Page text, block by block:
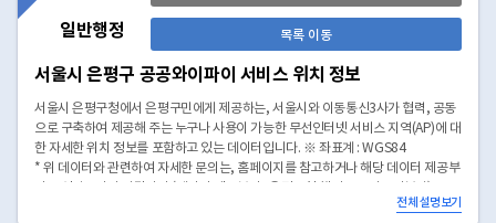
일반행정 목록 이동
서울시 은평구 공공와이파이 서비스 위치 정보
서울시 은평구청에서 은평구민에게 제공하는, 서울시와 이동통신3사가 협력, 공동
으로 구축하여 제공해 주는 누구나 사용이 가능한 무선인터넷 서비스 지역(AP)에 대
한 자세한 위치 정보를 포함하고 있는 데이터입니다. ※ 좌표계 : WGS84
* 위 데이터와 관련하여 자세한 문의는, 홈페이지를 참고하거나 해당 데이터 제공부
전체 설명보기